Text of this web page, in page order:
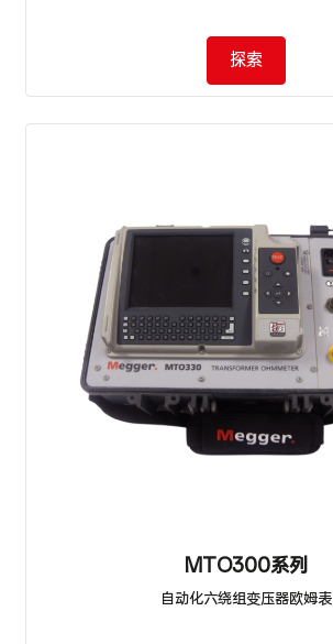
探索
MTO300系列
自动化六绕组变压器欧姆表